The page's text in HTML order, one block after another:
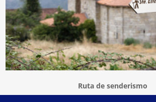
Ruta de senderismo